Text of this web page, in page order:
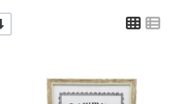
Grid
Hozzáadás a kívánságlistához